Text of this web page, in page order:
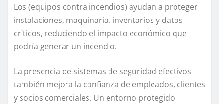
Los (equipos contra incendios) ayudan a proteger
instalaciones, maquinaria, inventarios y datos
críticos, reduciendo el impacto económico que
podría generar un incendio.
La presencia de sistemas de seguridad efectivos
también mejora la confianza de empleados, clientes
y socios comerciales. Un entorno protegido